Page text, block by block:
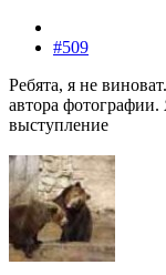
#509
Ребята, я не
автора
выступление